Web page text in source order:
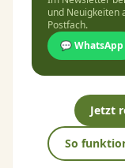
und Neuigkeiten
Postfach.
💬 WhatsApp
Jetzt
So